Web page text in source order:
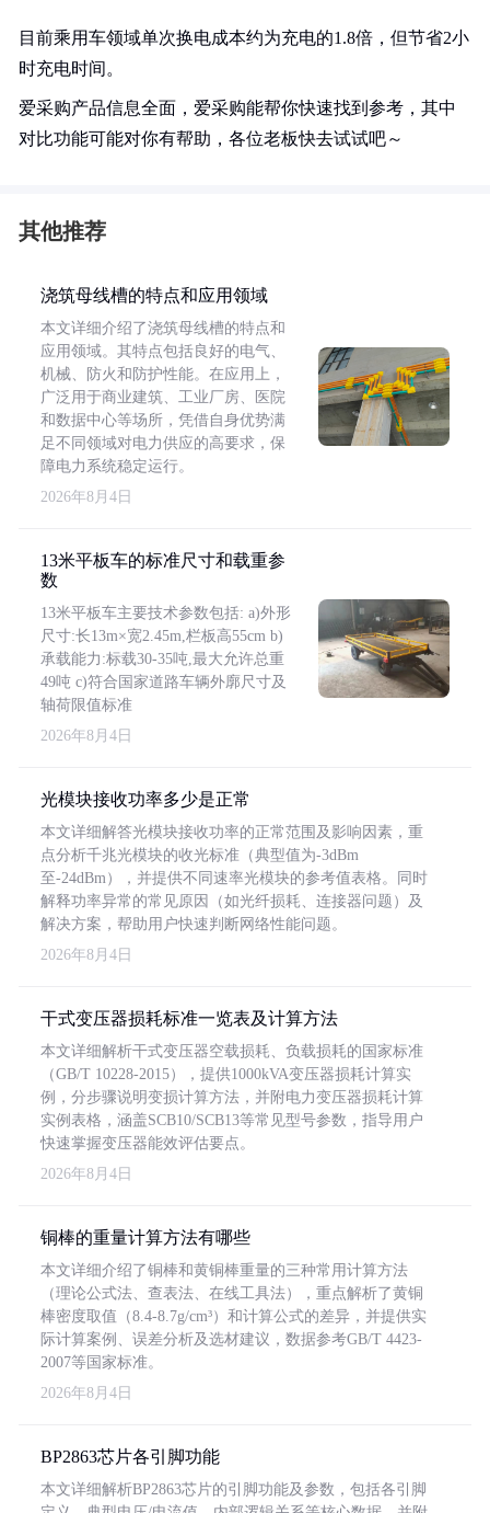
目前乘用车领域单次换电成本约为充电的1.8倍，但节省2小
时充电时间。
爱采购产品信息全面，爱采购能帮你快速找到参考，其中
对比功能可能对你有帮助，各位老板快去试试吧～
其他推荐
浇筑母线槽的特点和应用领域
本文详细介绍了浇筑母线槽的特点和
应用领域。其特点包括良好的电气、
机械、防火和防护性能。在应用上，
广泛用于商业建筑、工业厂房、医院
和数据中心等场所，凭借自身优势满
足不同领域对电力供应的高要求，保
障电力系统稳定运行。
2026年8月4日
13米平板车的标准尺寸和载重参
数
13米平板车主要技术参数包括: a)外形
尺寸:长13m×宽2.45m,栏板高55cm b)
承载能力:标载30-35吨,最大允许总重
49吨 c)符合国家道路车辆外廓尺寸及
轴荷限值标准
2026年8月4日
光模块接收功率多少是正常
本文详细解答光模块接收功率的正常范围及影响因素，重
点分析千兆光模块的收光标准（典型值为-3dBm
至-24dBm），并提供不同速率光模块的参考值表格。同时
解释功率异常的常见原因（如光纤损耗、连接器问题）及
解决方案，帮助用户快速判断网络性能问题。
2026年8月4日
干式变压器损耗标准一览表及计算方法
本文详细解析干式变压器空载损耗、负载损耗的国家标准
（GB/T 10228-2015），提供1000kVA变压器损耗计算实
例，分步骤说明变损计算方法，并附电力变压器损耗计算
实例表格，涵盖SCB10/SCB13等常见型号参数，指导用户
快速掌握变压器能效评估要点。
2026年8月4日
铜棒的重量计算方法有哪些
本文详细介绍了铜棒和黄铜棒重量的三种常用计算方法
（理论公式法、查表法、在线工具法），重点解析了黄铜
棒密度取值（8.4-8.7g/cm³）和计算公式的差异，并提供实
际计算案例、误差分析及选材建议，数据参考GB/T 4423-
2007等国家标准。
2026年8月4日
BP2863芯片各引脚功能
本文详细解析BP2863芯片的引脚功能及参数，包括各引脚